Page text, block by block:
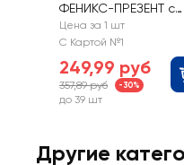
ФЕНИКС-ПРЕЗЕНТ c
тканой кромкой, на
катушке, 2,5смх20м,
Цена за 1 шт
С Картой №1
249,99 руб
357,89 руб -30%
до 39 шт
Другие